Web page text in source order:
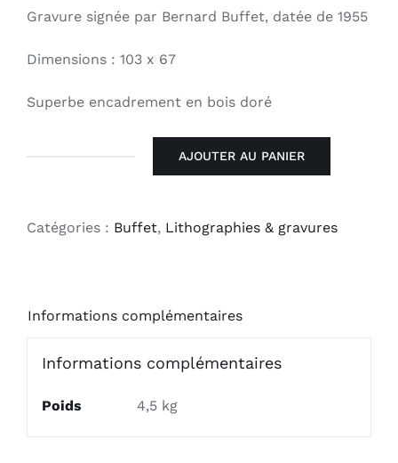
Gravure signée par Bernard Buffet, datée de 1955
Dimensions : 103 x 67
Superbe encadrement en bois doré
AJOUTER AU PANIER
Catégories : Buffet, Lithographies & gravures
Informations complémentaires
Informations complémentaires
Poids 4,5 kg